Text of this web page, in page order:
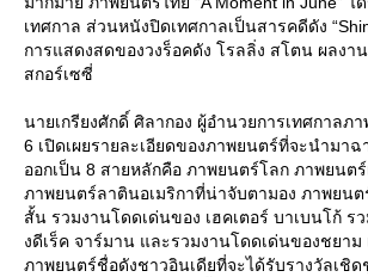
เทศกาล ส่วนหนังปิดเทศกาลเป็นสารคดีดัง
การแสดงสดของวงร็อคดัง โรลลิ่ง สโตน ผลงา
สกอร์เซซี่
นายเกรียงศักดิ์ ศิลากอง ผู้อำนวยการเทศกาลภ
6 เปิดเผยรายละเอียดของภาพยนตร์ที่จะนำมาฉ
ออกเป็น 8 สายหลักคือ ภาพยนตร์โลก ภาพยนต
ภาพยนตร์ลาตินอเมริกาที่น่าจับตามอง ภาพยน
สั้น รวมงานโดดเด่นของ เฮคเตอร์ บาเบนโก้ ร
งดีเร็ค จาร์มาน และรวมงานโดดเด่นของชยาม
ภาพยนตร์ชื่อดังชาวอินเดียที่จะได้รับรางวัลเชิ